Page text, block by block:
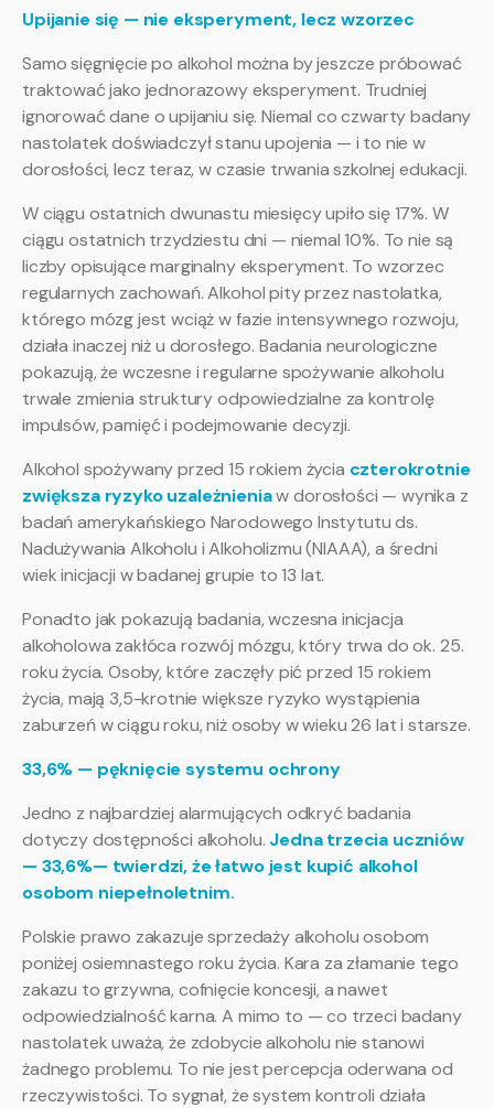
Upijanie się — nie eksperyment, lecz wzorzec
Samo sięgnięcie po alkohol można by jeszcze próbować
traktować jako jednorazowy eksperyment. Trudniej
ignorować dane o upijaniu się. Niemal co czwarty badany
nastolatek doświadczył stanu upojenia — i to nie w
dorosłości, lecz teraz, w czasie trwania szkolnej edukacji.
W ciągu ostatnich dwunastu miesięcy upiło się 17%. W
ciągu ostatnich trzydziestu dni — niemal 10%. To nie są
liczby opisujące marginalny eksperyment. To wzorzec
regularnych zachowań. Alkohol pity przez nastolatka,
którego mózg jest wciąż w fazie intensywnego rozwoju,
działa inaczej niż u dorosłego. Badania neurologiczne
pokazują, że wczesne i regularne spożywanie alkoholu
trwale zmienia struktury odpowiedzialne za kontrolę
impulsów, pamięć i podejmowanie decyzji.
Alkohol spożywany przed 15 rokiem życia czterokrotnie
zwiększa ryzyko uzależnieniaw dorosłości — wynika z
badań amerykańskiego Narodowego Instytutu ds.
Nadużywania Alkoholu i Alkoholizmu (NIAAA), a średni
wiek inicjacji w badanej grupie to 13 lat.
Ponadto jak pokazują badania, wczesna inicjacja
alkoholowa zakłóca rozwój mózgu, który trwa do ok. 25.
roku życia. Osoby, które zaczęły pić przed 15 rokiem
życia, mają 3,5-krotnie większe ryzyko wystąpienia
zaburzeń w ciągu roku, niż osoby w wieku 26 lat i starsze.
33,6% — pęknięcie systemu ochrony
Jedno z najbardziej alarmujących odkryć badania
dotyczy dostępności alkoholu. Jedna trzecia uczniów
— 33,6%— twierdzi, że łatwo jest kupić alkohol
osobom niepełnoletnim.
Polskie prawo zakazuje sprzedaży alkoholu osobom
poniżej osiemnastego roku życia. Kara za złamanie tego
zakazu to grzywna, cofnięcie koncesji, a nawet
odpowiedzialność karna. A mimo to — co trzeci badany
nastolatek uważa, że zdobycie alkoholu nie stanowi
żadnego problemu. To nie jest percepcja oderwana od
rzeczywistości. To sygnał, że system kontroli działa